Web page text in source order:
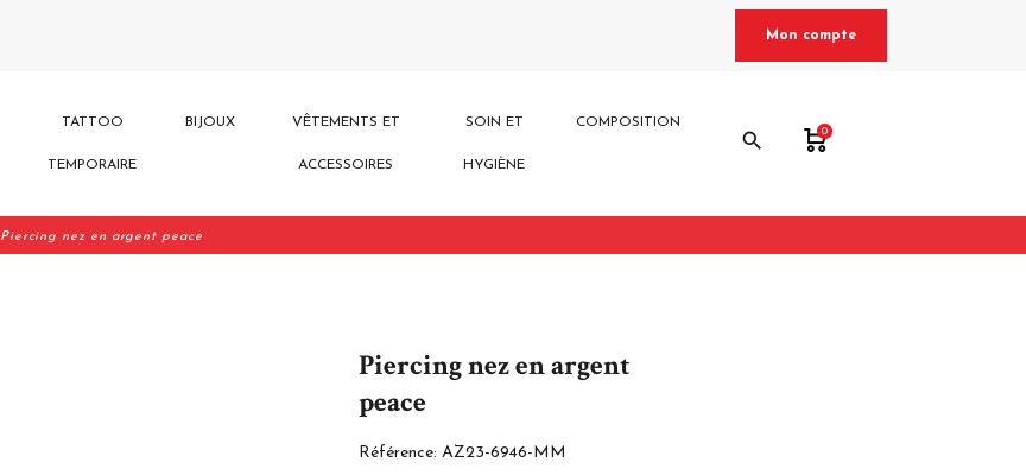
Mon compte
TATTOO
TEMPORAIRE
BIJOUX VÊTEMENTS ET
ACCESSOIRES
SOIN ET
HYGIÈNE
COMPOSITION
search 0
Piercing nez en argent peace
Piercing nez en argent
peace
Référence: AZ23-6946-MM